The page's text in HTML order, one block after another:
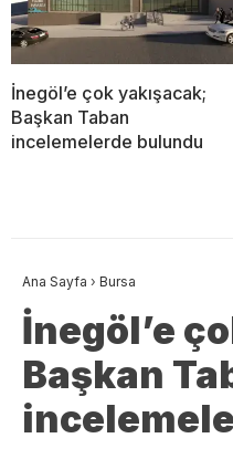
İnegöl’e çok yakışacak;
Başkan Taban
incelemelerde bulundu
Ana Sayfa › Bursa
İnegöl’e
Başkan